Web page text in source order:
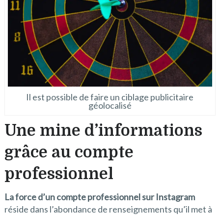
Il est possible de faire un ciblage publicitaire
géolocalisé
Une mine d’informations
grâce au compte
professionnel
La force d’un compte professionnel sur Instagram
réside dans l’abondance de renseignements qu’il met à